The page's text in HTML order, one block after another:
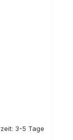
3-5 Tage